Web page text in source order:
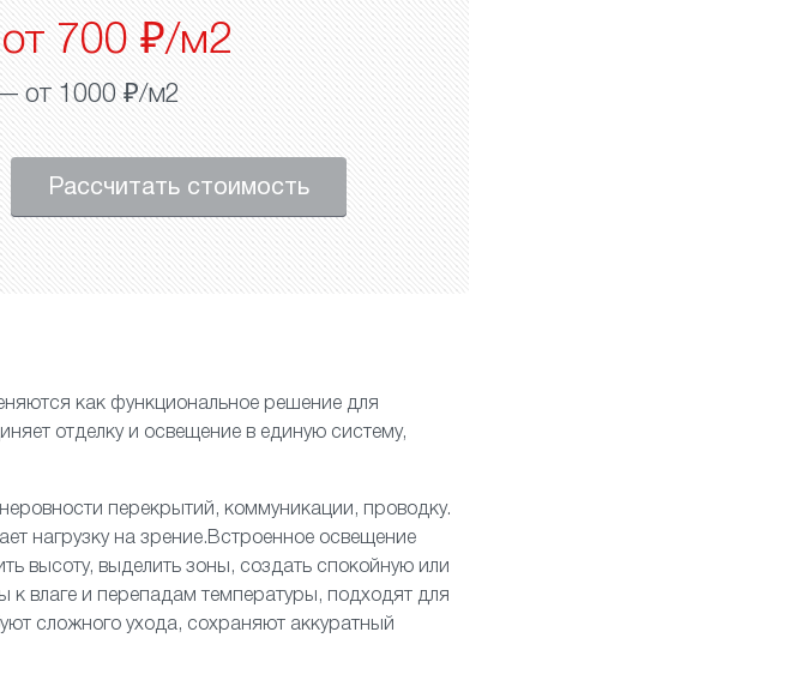
700 ₽/м2
от 1000 ₽/м2
Рассчитать стоимость
как функциональное решение для
отделку и освещение в единую систему,
перекрытий, коммуникации, проводку.
нагрузку на зрение.Встроенное освещение
высоту, выделить зоны, создать спокойную или
влаге и перепадам температуры, подходят для
сложного ухода, сохраняют аккуратный